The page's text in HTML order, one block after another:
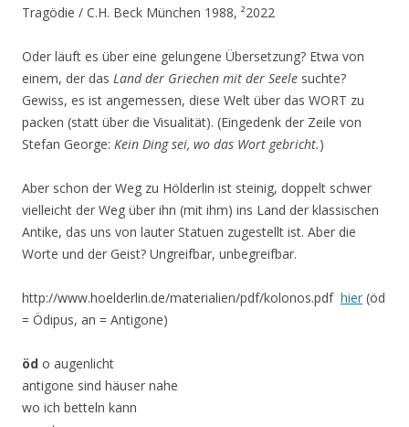
Tragödie / C.H. Beck München 1988, ²2022
Oder läuft es über eine gelungene Übersetzung? Etwa von
einem, der das Land der Griechen mit der Seele suchte?
Gewiss, es ist angemessen, diese Welt über das WORT zu
packen (statt über die Visualität). (Eingedenk der Zeile von
Stefan George: Kein Ding sei, wo das Wort gebricht.)
Aber schon der Weg zu Hölderlin ist steinig, doppelt schwer
vielleicht der Weg über ihn (mit ihm) ins Land der klassischen
Antike, das uns von lauter Statuen zugestellt ist. Aber die
Worte und der Geist? Ungreifbar, unbegreifbar.
http://www.hoelderlin.de/materialien/pdf/kolonos.pdf hier (öd
= Ödipus, an = Antigone)
öd o augenlicht
antigone sind häuser nahe
wo ich betteln kann